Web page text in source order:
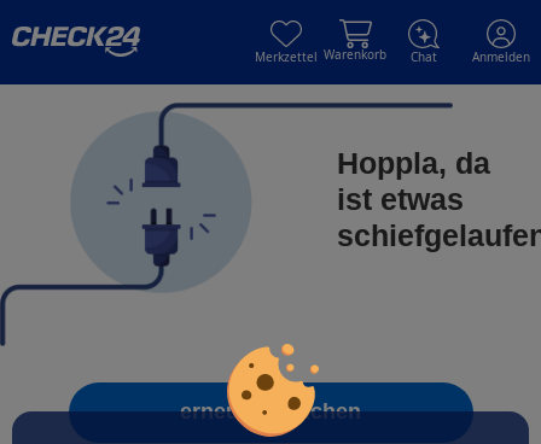
Merkzettel Warenkorb Chat Anmelden
Hoppla, da
ist etwas
erneut versuchen